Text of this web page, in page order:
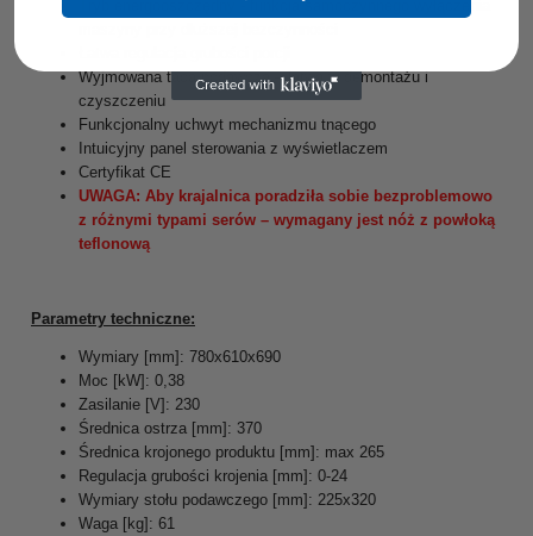
Tryb energooszczędny - funkcja samoczynnego wyłączenia
Wyjmowana taca podawcza – łatwa w demontażu i
czyszczeniu
Funkcjonalny uchwyt mechanizmu tnącego
Intuicyjny panel sterowania z wyświetlaczem
Certyfikat CE
UWAGA: Aby krajalnica poradziła sobie bezproblemowo
z różnymi typami serów – wymagany jest nóż z powłoką
teflonową
Parametry techniczne:
Wymiary [mm]: 780x610x690
Moc [kW]: 0,38
Zasilanie [V]: 230
Średnica ostrza [mm]: 370
Średnica krojonego produktu [mm]: max 265
Regulacja grubości krojenia [mm]: 0-24
Wymiary stołu podawczego [mm]: 225x320
Waga [kg]: 61